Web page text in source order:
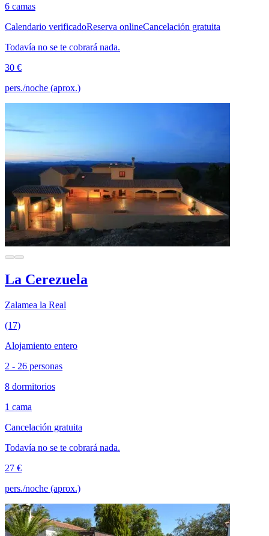
6 camas
Calendario verificadoReserva onlineCancelación gratuita
Todavía no se te cobrará nada.
30 €
pers./noche (aprox.)
La Cerezuela
Zalamea la Real
(17)
Alojamiento entero
2 - 26 personas
8 dormitorios
1 cama
Cancelación gratuita
Todavía no se te cobrará nada.
27 €
pers./noche (aprox.)